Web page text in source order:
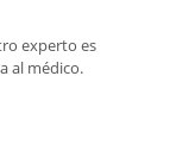
experto es
al médico.